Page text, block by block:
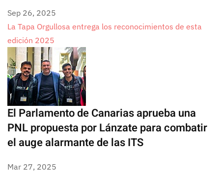
Sep 26, 2025
La Tapa Orgullosa entrega los reconocimientos de esta
edición 2025
El Parlamento de Canarias aprueba una
PNL propuesta por Lánzate para combatir
el auge alarmante de las ITS
Mar 27, 2025